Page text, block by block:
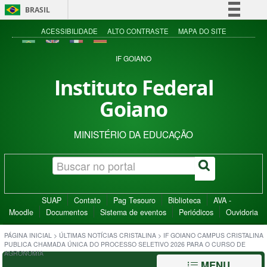
BRASIL
Simplifique!
Acesso à informação
ACESSIBILIDADE ALTO CONTRASTE MAPA DO SITE
IF GOIANO
Instituto Federal
Goiano
MINISTÉRIO DA EDUCAÇÃO
SUAP Contato Pag Tesouro Biblioteca
AVA -
Moodle
Documentos Sistema de eventos Periódicos Ouvidoria
PÁGINA INICIAL > ÚLTIMAS NOTÍCIAS CRISTALINA > IF GOIANO CAMPUS CRISTALINA
PUBLICA CHAMADA ÚNICA DO PROCESSO SELETIVO 2026 PARA O CURSO DE
AGRONOMIA